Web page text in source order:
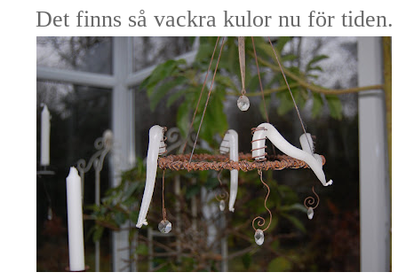
Det finns så vackra kulor nu för tiden.